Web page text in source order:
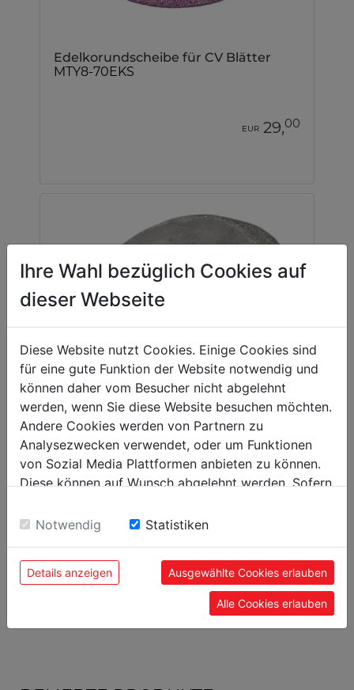
Edelkorundscheibe für CV Blätter
MTY8-70EKS
EUR 29,00
Diamantschleifscheibe Korn 150
EUR 19,00
Ihre Wahl bezüglich Cookies auf
dieser Webseite
Diese Website nutzt Cookies. Einige Cookies sind
für eine gute Funktion der Website notwendig und
können daher vom Besucher nicht abgelehnt
werden, wenn Sie diese Website besuchen möchten.
Andere Cookies werden von Partnern zu
Analysezwecken verwendet, oder um Funktionen
von Sozial Media Plattformen anbieten zu können.
Diese können auf Wunsch abgelehnt werden. Sofern
Einwilligung zu unseren Cookies.
Notwendig Statistiken
Details anzeigen Ausgewählte Cookies erlauben
Alle Cookies erlauben